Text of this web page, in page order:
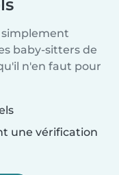
simplement
baby-sitters de
n'en faut pour
une vérification